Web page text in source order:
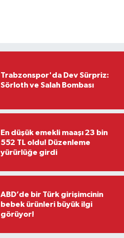
Trabzonspor'da Dev Sürpriz:
Sörloth ve Salah Bombası
En düşük emekli maaşı 23 bin
552 TL oldu! Düzenleme
yürürlüğe girdi
ABD’de bir Türk girişimcinin
bebek ürünleri büyük ilgi
görüyor!